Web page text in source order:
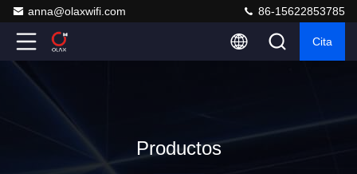
anna@olaxwifi.com 86-15622853785
Cita
Productos